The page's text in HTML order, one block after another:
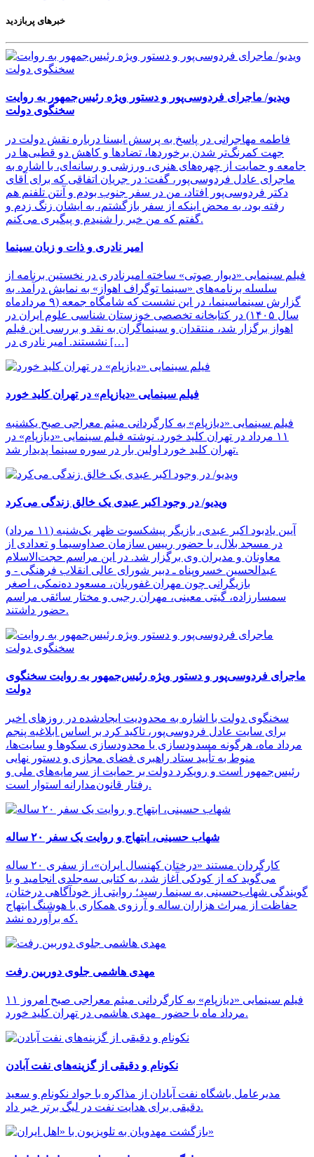
خبرهای پربازدید
ویدیو/ ماجرای فردوسی‌پور و دستور ویژه رئیس‌جمهور به روایت
سخنگوی دولت
فاطمه مهاجرانی در پاسخ به پرسش ایسنا درباره نقش دولت در
جهت کمرنگ‌تر شدن برخوردها، تضادها و کاهش دو قطبی‌ها در
جامعه و حمایت از چهره‌های هنری، ورزشی و رسانه‌ای، با اشاره به
ماجرای عادل فردوسی‌پور، گفت: در جریان اتفاقی که برای آقای
دکتر فردوسی‌پور افتاد، من در سفر جنوب بودم و آنتن تلفنم هم
رفته بود، به محض اینکه از سفر بازگشتم، به ایشان زنگ زدم و
گفتم که من خبر را شنیدم و پیگیری می‌کنم.
امیر نادری و ذات و زبان سینما
فیلم سینمایی «دیوار صوتی» ساخته امیرنادری در نخستین برنامه از
سلسله برنامه‌های «سینما توگراف اهواز» به نمایش درآمد. به
گزارش سینماسینما، در این نشست که شامگاه جمعه (۹ مردادماه
سال ۱۴۰۵) در کتابخانه تخصصی خوزستان شناسی علوم ایران در
اهواز برگزار شد، منتقدان و سینماگران به نقد و بررسی این فیلم
نشستند. امیر نادری در […]
فیلم سینمایی «دیازپام» در تهران کلید خورد
فیلم سینمایی «دیازپام» به کارگردانی میثم معراجی صبح یکشنبه
۱۱ مرداد در تهران کلید خورد. نوشته فیلم سینمایی «دیازپام» در
تهران کلید خورد اولین بار در سوره سینما پدیدار شد.
ویدیو/ در وجود اکبر عبدی یک خالق زندگی می‌کرد
آیین یادبود اکبر عبدی، بازیگر پیشکسوت ظهر یک‌شنبه (۱۱ مرداد)
در مسجد بلال، با حضور رییس سازمان صداوسیما و تعدادی از
معاونان و مدیران وی برگزار شد. در این مراسم حجت‌الاسلام
عبدالحسین خسروپناه ـ دبیر شورای عالی انقلاب فرهنگی - و
بازیگرانی چون مهران غفوریان، مسعود ده‌نمکی، اصغر
سمسارزاده، گیتی معینی، مهران رجبی و مختار سائقی مراسم
حضور داشتند.
ماجرای فردوسی‌پور و دستور ویژه رئیس‌جمهور به روایت سخنگوی
دولت
سخنگوی دولت با اشاره به محدودیت ایجادشده در روزهای اخیر
برای سایت عادل فردوسی‌پور، تاکید کرد بر اساس ابلاغیه پنجم
مرداد ماه، هرگونه مسدودسازی یا محدودسازی سکوها و سایت‌ها،
منوط به تأیید ستاد راهبری فضای مجازی و دستور نهایی
رئیس‌جمهور است و رویکرد دولت بر حمایت از سرمایه‌های ملی و
رفتار قانون‌مدارانه استوار است.
شهاب‌ حسینی، ابتهاج و روایت یک سفر ۲۰ ساله
کارگردان مستند «درختان کهنسال ایران»، از سفری ۲۰ ساله
می‌گوید که از کودکی آغاز شد، به کتابی سه‌جلدی انجامید و با
گویندگی شهاب‌حسینی به سینما رسید؛ روایتی از خودآگاهی درختان،
حفاظت از میراث هزاران ساله و آرزوی همکاری با هوشنگ ابتهاج
که برآورده نشد.
مهدی هاشمی جلوی دوربین رفت
فیلم سینمایی «دیازپام» به کارگردانی میثم معراجی صبح امروز ۱۱
مرداد ماه با حضور مهدی هاشمی در تهران کلید خورد.
نکونام و دقیقی از گزینه‌های نفت آبادن
مدیرعامل باشگاه نفت آبادان از مذاکره با جواد نکونام و سعید
دقیقی برای هدایت نفت در لیگ برتر خبر داد.